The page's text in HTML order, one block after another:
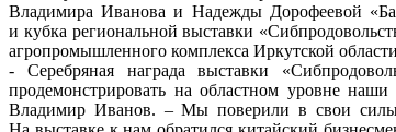
Владимира Иванова и Надежды Дорофеевой
и кубка региональной выставки
агропромышленного комплекса Иркутской
- Серебряная награда выставки
продемонстрировать на областном уровне
Владимир Иванов. – Мы поверили в свои силы